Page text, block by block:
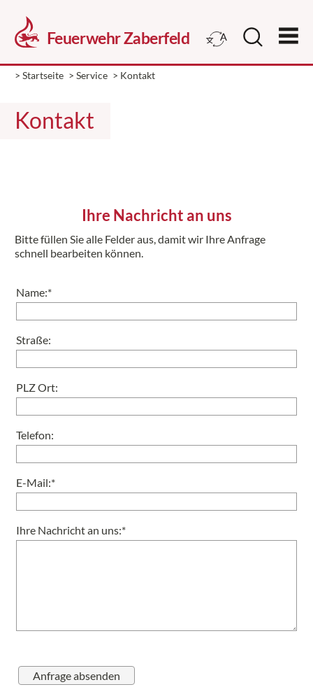
> Startseite > Service > Kontakt
Kontakt
Ihre Nachricht an uns
Bitte füllen Sie alle Felder aus, damit wir Ihre Anfrage
schnell bearbeiten können.
Name:*
Straße:
PLZ Ort:
Telefon:
E-Mail:*
Ihre Nachricht an uns:*